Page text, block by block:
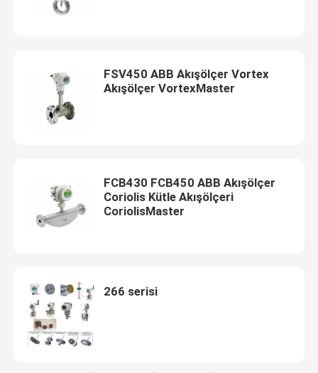
FSV450 ABB Akışölçer Vortex
Akışölçer VortexMaster
FCB430 FCB450 ABB Akışölçer
Coriolis Kütle Akışölçeri
CoriolisMaster
266 serisi